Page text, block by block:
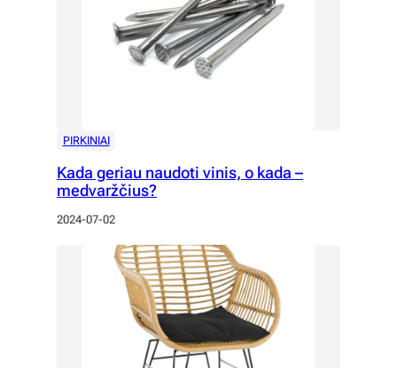
PIRKINIAI
Kada geriau naudoti vinis, o kada –
medvaržčius?
2024-07-02